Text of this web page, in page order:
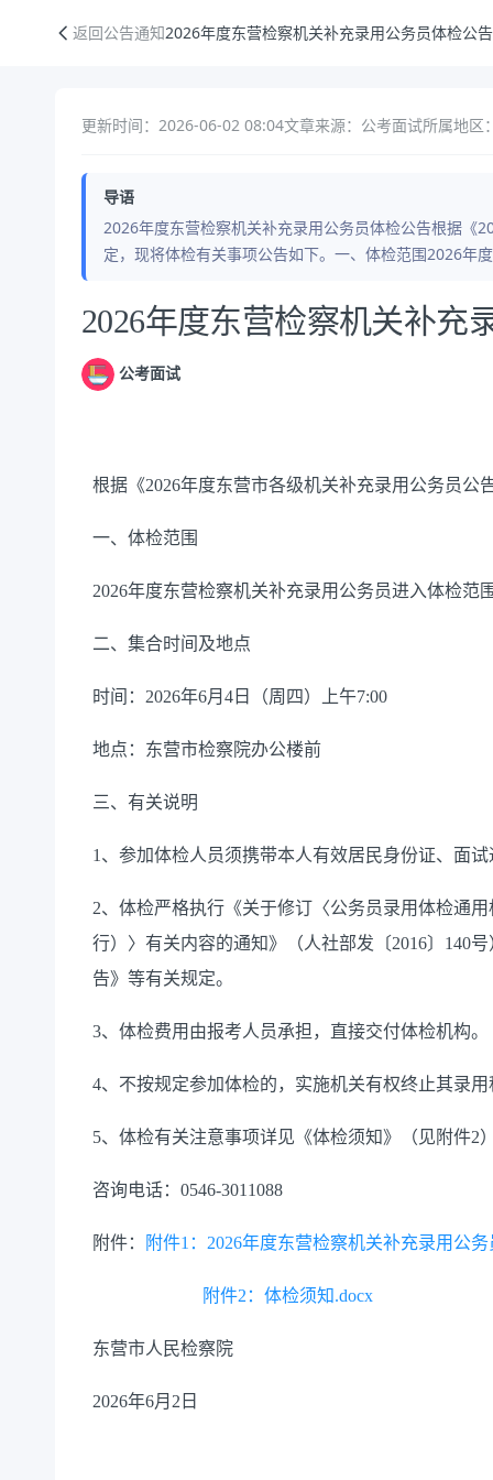
返回公告通知2026年度东营检察机关补充录用公务员体检公告
更新时间：2026-06-02 08:04文章来源：公考面试所属地区
导语
2026年度东营检察机关补充录用公务员体检公告根据《
定，现将体检有关事项公告如下。一、体检范围2026年
公告正文
2026年度东营检察机关补充
公考面试
根据《2026年度东营市各级机关补充录用 公务员公
一、体检范围
2026年度东营检察机关补充录用 公务员进入体检范
二、集合时间及地点
时间： 2026年6月 4 日（周四）上午7:00
地点：东营市检察院办公楼前
三、有关说明
1 、参加体检人员须携带本人有效居民身份证、面
2、体检严格执行《关于修订〈公务员录用体检通
行）〉有关内容的通知》（人社部发〔2016〕 140号
告》等有关规定。
3、体检费用由报考人员承担，直接交付体检机构。
4、不按规定参加体检的， 实施机关有权终止其录用
5、体检有关注意事项详见《体检须知》（见附件2
咨询电话： 0546-3011088
附件： 附件1：2026年度东营检察机关补充录用公
附件2：体检须知.docx
东营市人民检察院
2026年6月 2 日